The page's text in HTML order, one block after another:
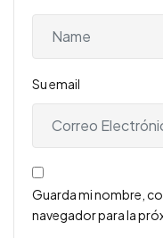
Su email
Guarda mi nombre,
navegador para la